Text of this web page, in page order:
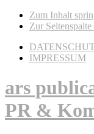
Zum Inhalt
Zur Seitenspalte
IMPRESSUM
ars
PR &